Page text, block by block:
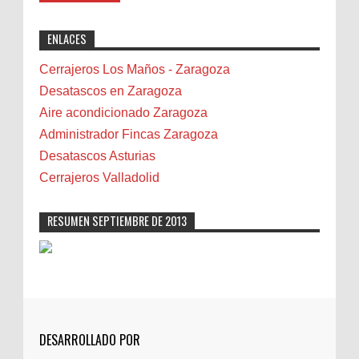
"Great post! Resources like this are
professional solutions. Highly recommended!"
Bicicletas
Bilbao
Biota
Camareta
Cáncer
Carmela Sauras
Carnavales
Castellón
Cerrajeros
Cocinas
ENLACES
Cerrajeros Los Maños - Zaragoza
Desatascos en Zaragoza
Aire acondicionado Zaragoza
Administrador Fincas Zaragoza
Desatascos Asturias
Cerrajeros Valladolid
RESUMEN SEPTIEMBRE DE 2013
DESARROLLADO POR